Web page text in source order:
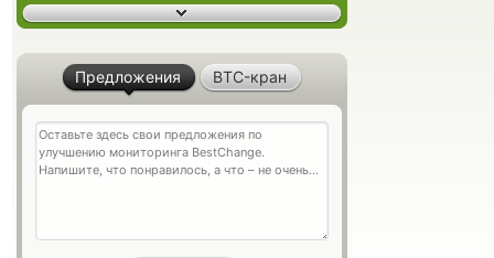
Предложения BTC-кран